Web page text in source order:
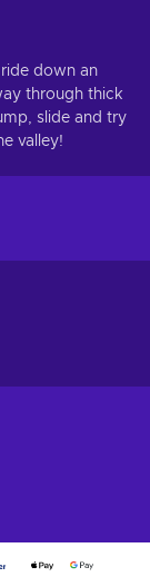
down an
through thick
slide and try
valley!